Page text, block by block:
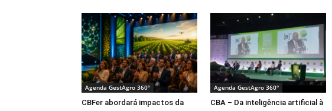
Agenda GestAgro 360°
CBFer abordará impactos da
Agenda GestAgro 360°
CBA – Da inteligência artificial à